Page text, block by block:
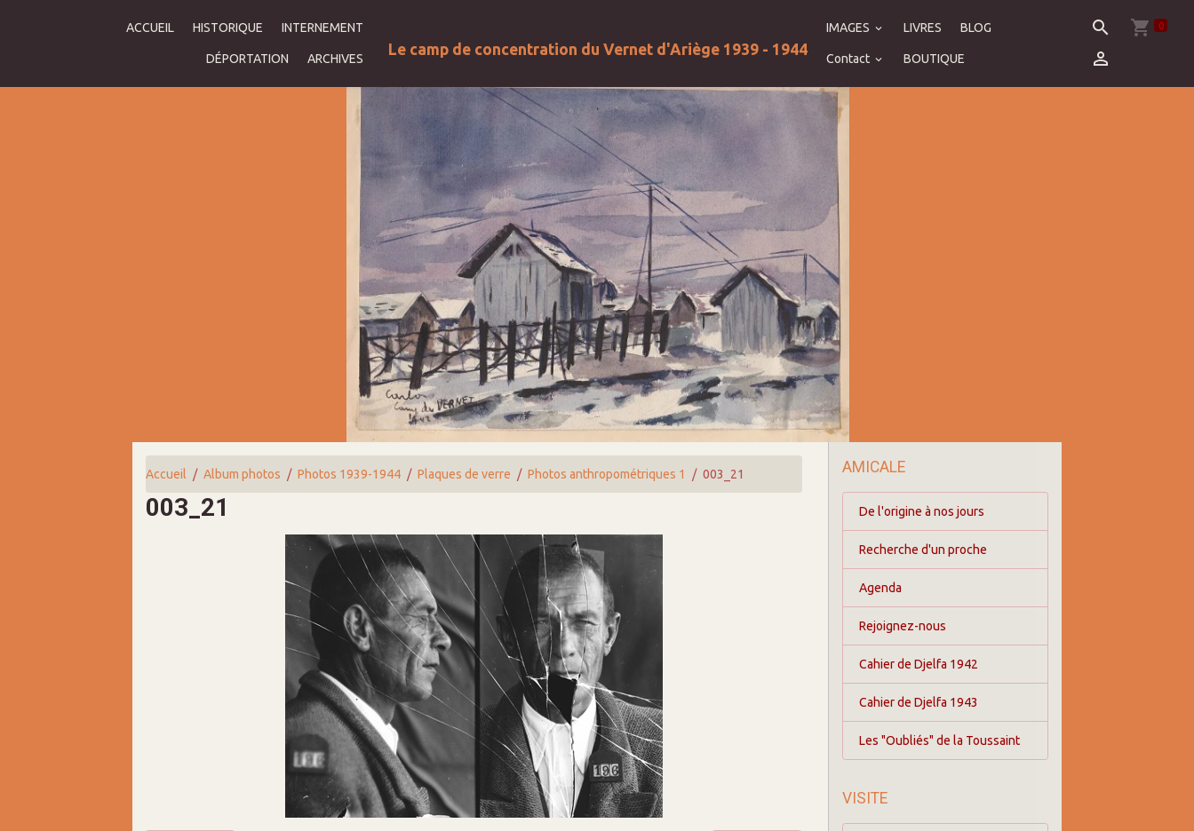
ACCUEIL HISTORIQUE INTERNEMENT
DÉPORTATION ARCHIVES
Le camp de concentration du Vernet d'Ariège 1939 - 1944
IMAGES LIVRES BLOG
Contact BOUTIQUE
0
Accueil Album photos Photos 1939-1944 Plaques de verre Photos anthropométriques 1 003_21
003_21
AMICALE
De l'origine à nos jours
Recherche d'un proche
Agenda
Rejoignez-nous
Cahier de Djelfa 1942
Cahier de Djelfa 1943
Les "Oubliés" de la Toussaint
VISITE